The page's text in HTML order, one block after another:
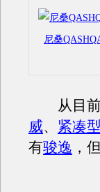
尼桑
从目前
威、 紧凑
有骏逸 ，